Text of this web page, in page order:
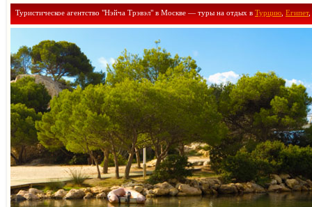
Туристическое агентство "Нэйча Трэвэл" в Москве — туры на отдых в Турцию Египет,